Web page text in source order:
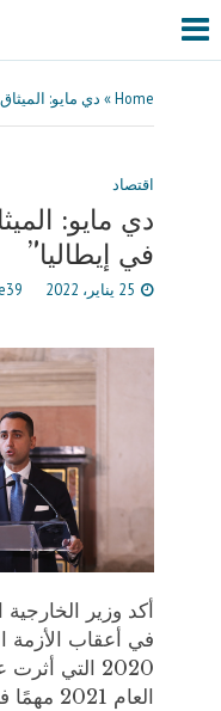
Home
» دي مايو:
اقتصاد
دي مايو:
في إيطاليا”
25 يناير، 2022
أكد وزير
في أعقاب الأزمة
2020 التي
العام